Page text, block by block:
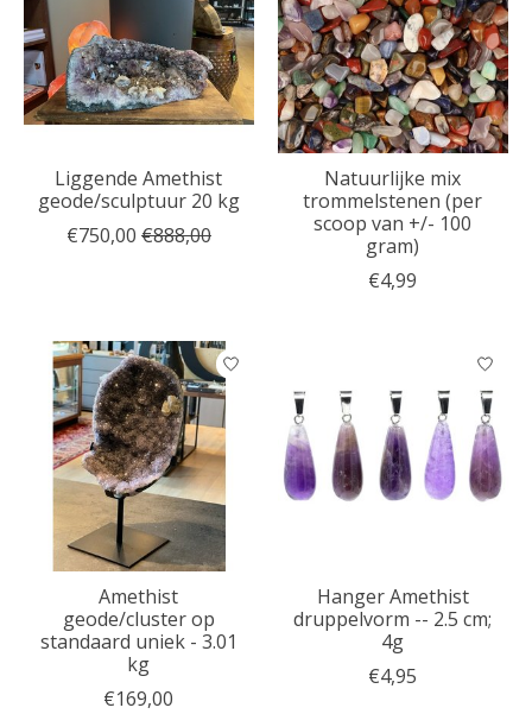
Liggende Amethist
geode/sculptuur 20 kg
€750,00 €888,00
Natuurlijke mix
trommelstenen (per
scoop van +/- 100
gram)
€4,99
Amethist
geode/cluster op
standaard uniek - 3.01
kg
€169,00
Hanger Amethist
druppelvorm -- 2.5 cm;
4g
€4,95